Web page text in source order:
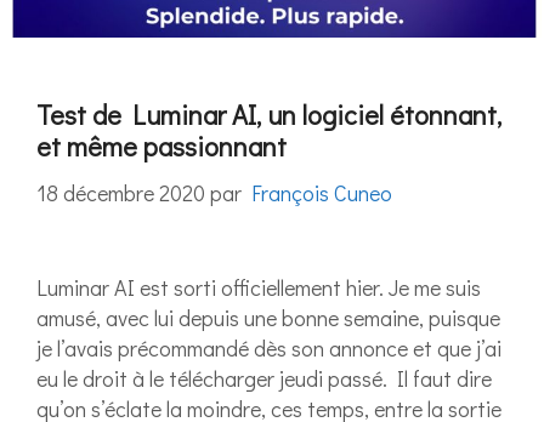
Test de Luminar AI, un logiciel étonnant,
et même passionnant
18 décembre 2020 par François Cuneo
Luminar AI est sorti officiellement hier. Je me suis
amusé, avec lui depuis une bonne semaine, puisque
je l’avais précommandé dès son annonce et que j’ai
eu le droit à le télécharger jeudi passé. Il faut dire
qu’on s’éclate la moindre, ces temps, entre la sortie